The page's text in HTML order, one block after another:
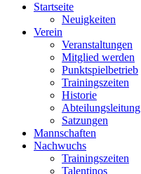
Startseite
Neuigkeiten
Verein
Veranstaltungen
Mitglied werden
Punktspielbetrieb
Trainingszeiten
Historie
Abteilungsleitung
Satzungen
Mannschaften
Nachwuchs
Trainingszeiten
Talentinos